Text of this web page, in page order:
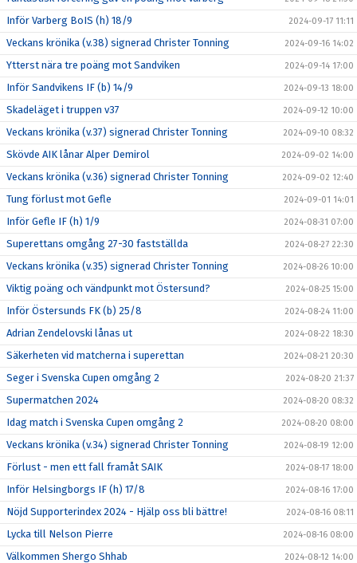
Inför Varberg BoIS (h) 18/9 2024-09-17 11:11
Veckans krönika (v.38) signerad Christer Tonning 2024-09-16 14:02
Ytterst nära tre poäng mot Sandviken 2024-09-14 17:00
Inför Sandvikens IF (b) 14/9 2024-09-13 18:00
Skadeläget i truppen v37 2024-09-12 10:00
Veckans krönika (v.37) signerad Christer Tonning 2024-09-10 08:32
Skövde AIK lånar Alper Demirol 2024-09-02 14:00
Veckans krönika (v.36) signerad Christer Tonning 2024-09-02 12:40
Tung förlust mot Gefle 2024-09-01 14:01
Inför Gefle IF (h) 1/9 2024-08-31 07:00
Superettans omgång 27-30 fastställda 2024-08-27 22:30
Veckans krönika (v.35) signerad Christer Tonning 2024-08-26 10:00
Viktig poäng och vändpunkt mot Östersund? 2024-08-25 15:00
Inför Östersunds FK (b) 25/8 2024-08-24 11:00
Adrian Zendelovski lånas ut 2024-08-22 18:30
Säkerheten vid matcherna i superettan 2024-08-21 20:30
Seger i Svenska Cupen omgång 2 2024-08-20 21:37
Supermatchen 2024 2024-08-20 08:32
Idag match i Svenska Cupen omgång 2 2024-08-20 08:00
Veckans krönika (v.34) signerad Christer Tonning 2024-08-19 12:00
Förlust - men ett fall framåt SAIK 2024-08-17 18:00
Inför Helsingborgs IF (h) 17/8 2024-08-16 17:00
Nöjd Supporterindex 2024 - Hjälp oss bli bättre! 2024-08-16 08:11
Lycka till Nelson Pierre 2024-08-16 08:00
Välkommen Shergo Shhab 2024-08-12 14:00